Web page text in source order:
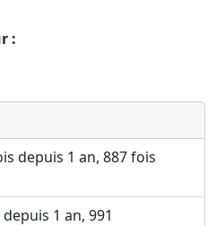
:
depuis 1 an, 887 fois
1 an, 991